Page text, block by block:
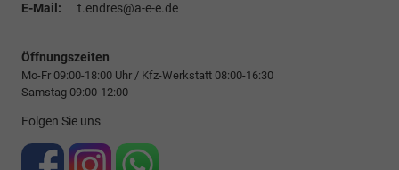
E-Mail:
t.endres@a-e-e.de
Öffnungszeiten
Mo-Fr 09:00-18:00 Uhr / Kfz-Werkstatt 08:00-16:30
Samstag 09:00-12:00
Folgen Sie uns